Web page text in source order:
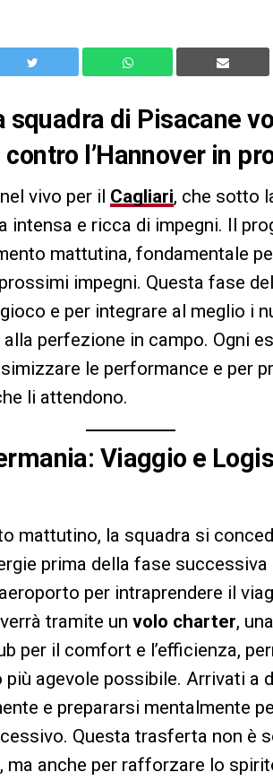
squadra di Pisacane
l’Hannover in
vivo per il Cagliari, che sotto
intensa e ricca di impegni. Il
mattutina, fondamentale
impegni. Questa fase
e per integrare al meglio i
perfezione in campo. Ogni
le performance e per
li attendono.
Viaggio e
mattutino, la squadra si
prima della fase
per intraprendere il
tramite un volo charter,
per il comfort e l’efficienza,
agevole possibile. Arrivati a
e prepararsi mentalmente
Questa trasferta non è
ma anche per rafforzare lo